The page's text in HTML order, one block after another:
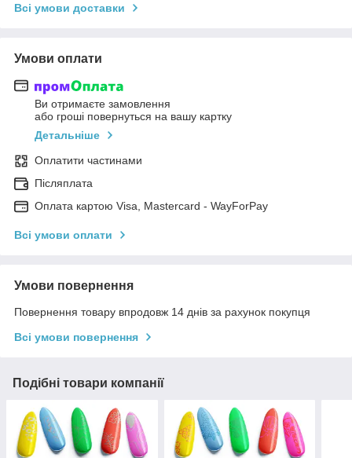
Всі умови доставки
Умови оплати
Ви отримаєте замовлення
або гроші повернуться на вашу картку
Детальніше
Оплатити частинами
Післяплата
Оплата картою Visa, Mastercard - WayForPay
Всі умови оплати
Умови повернення
Повернення товару впродовж 14 днів за рахунок покупця
Всі умови повернення
Подібні товари компанії